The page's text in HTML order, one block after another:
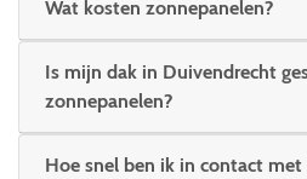
Wat kosten zonnepanelen?
Is mijn dak in Duivendrecht
zonnepanelen?
Hoe snel ben ik in contact